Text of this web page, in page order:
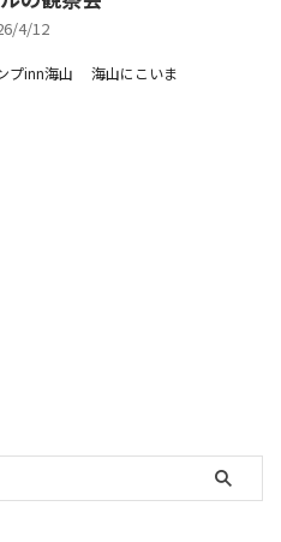
4/12
プinn海山 海山にこいま